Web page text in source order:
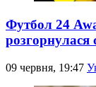
Футбол 24
09 червня, 19:47